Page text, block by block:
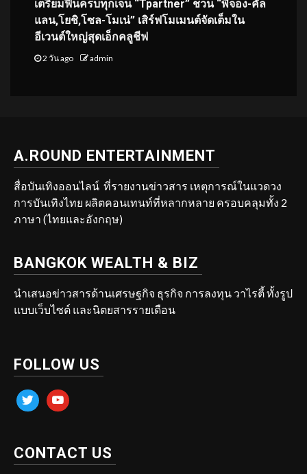
เตรียมฟินครบทุกเจน “Tpartner” ชวน “พี่จอง-คัล
แลน,โยชิ,โซล-โมเน่” เสิร์ฟโมเมนต์จัดเต็มใน
อีเวนต์ใหญ่สุดเอ็กคลูชีฟ
2 วัน ago admin
A.ROUND ENTERTAINMENT
สื่อบันเทิงออนไลน์ ที่รายงานข่าวสาร เหตุการณ์ในแวดวง
การบันเทิงไทย ผลิตคอนเทนท์ที่หลากหลาย ครอบคลุมทั้ง 2
ภาษา (ไทยและอังกฤษ)
BANGKOK WEALTH & BIZ
นำเสนอข่าวสารด้านเศรษฐกิจ ธุรกิจ การลงทุน วาไรตี้ ทั้งรูป
แบบเว็บไซต์ และนิตยสารรายเดือน
FOLLOW US
twitter youtube
CONTACT US